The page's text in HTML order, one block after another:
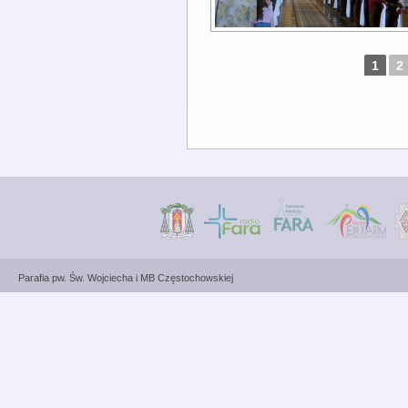
1 2
Parafia pw. Św. Wojciecha i MB Częstochowskiej